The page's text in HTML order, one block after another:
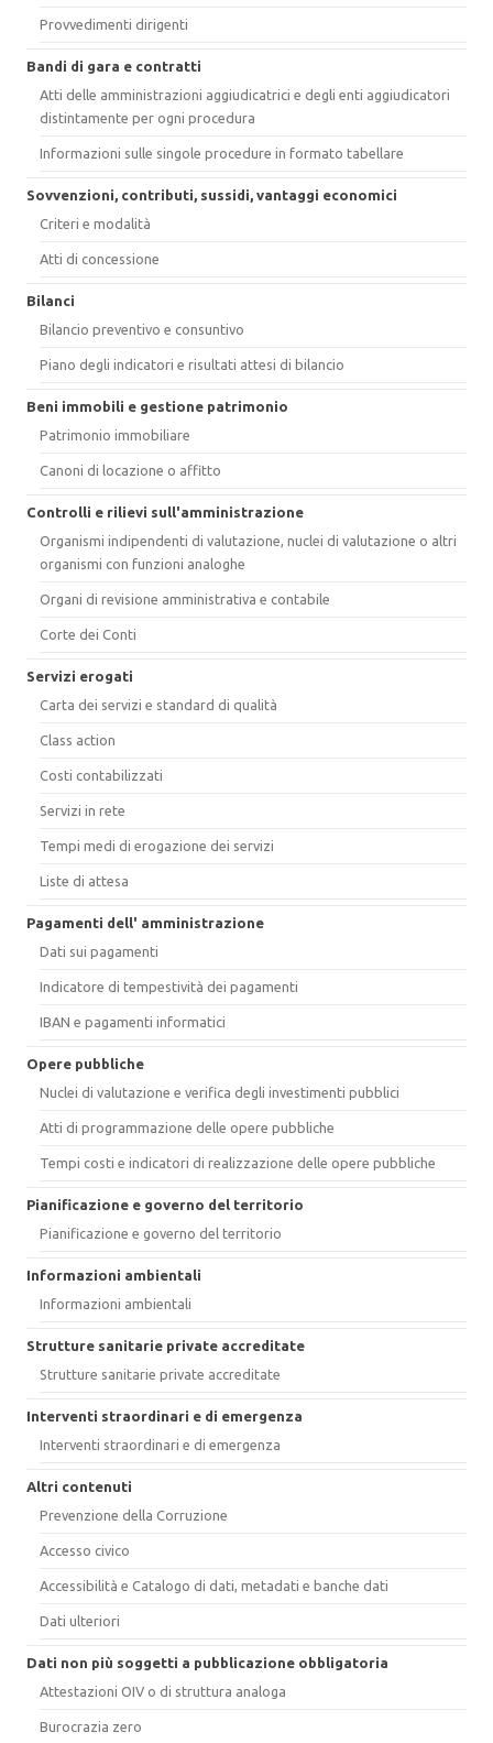
Provvedimenti dirigenti
Bandi di gara e contratti
Atti delle amministrazioni aggiudicatrici e degli enti aggiudicatori
distintamente per ogni procedura
Informazioni sulle singole procedure in formato tabellare
Sovvenzioni, contributi, sussidi, vantaggi economici
Criteri e modalità
Atti di concessione
Bilanci
Bilancio preventivo e consuntivo
Piano degli indicatori e risultati attesi di bilancio
Beni immobili e gestione patrimonio
Patrimonio immobiliare
Canoni di locazione o affitto
Controlli e rilievi sull'amministrazione
Organismi indipendenti di valutazione, nuclei di valutazione o altri
organismi con funzioni analoghe
Organi di revisione amministrativa e contabile
Corte dei Conti
Servizi erogati
Carta dei servizi e standard di qualità
Class action
Costi contabilizzati
Servizi in rete
Tempi medi di erogazione dei servizi
Liste di attesa
Pagamenti dell' amministrazione
Dati sui pagamenti
Indicatore di tempestività dei pagamenti
IBAN e pagamenti informatici
Opere pubbliche
Nuclei di valutazione e verifica degli investimenti pubblici
Atti di programmazione delle opere pubbliche
Tempi costi e indicatori di realizzazione delle opere pubbliche
Pianificazione e governo del territorio
Pianificazione e governo del territorio
Informazioni ambientali
Informazioni ambientali
Strutture sanitarie private accreditate
Strutture sanitarie private accreditate
Interventi straordinari e di emergenza
Interventi straordinari e di emergenza
Altri contenuti
Prevenzione della Corruzione
Accesso civico
Accessibilità e Catalogo di dati, metadati e banche dati
Dati ulteriori
Dati non più soggetti a pubblicazione obbligatoria
Attestazioni OIV o di struttura analoga
Burocrazia zero